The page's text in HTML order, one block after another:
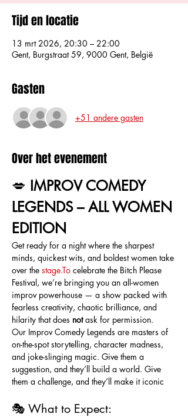
Tijd en locatie
13 mrt 2026, 20:30 – 22:00
Gent, Burgstraat 59, 9000 Gent, België
Gasten
+51 andere gasten
Over het evenement
💋 IMPROV COMEDY
LEGENDS – ALL WOMEN
EDITION
Get ready for a night where the sharpest
minds, quickest wits, and boldest women take
over the stage.To celebrate the Bitch Please
Festival, we’re bringing you an all-women
improv powerhouse — a show packed with
fearless creativity, chaotic brilliance, and
hilarity that does not ask for permission.
Our Improv Comedy Legends are masters of
on-the-spot storytelling, character madness,
and joke-slinging magic. Give them a
suggestion, and they’ll build a world. Give
them a challenge, and they’ll make it iconic
🎭 What to Expect: